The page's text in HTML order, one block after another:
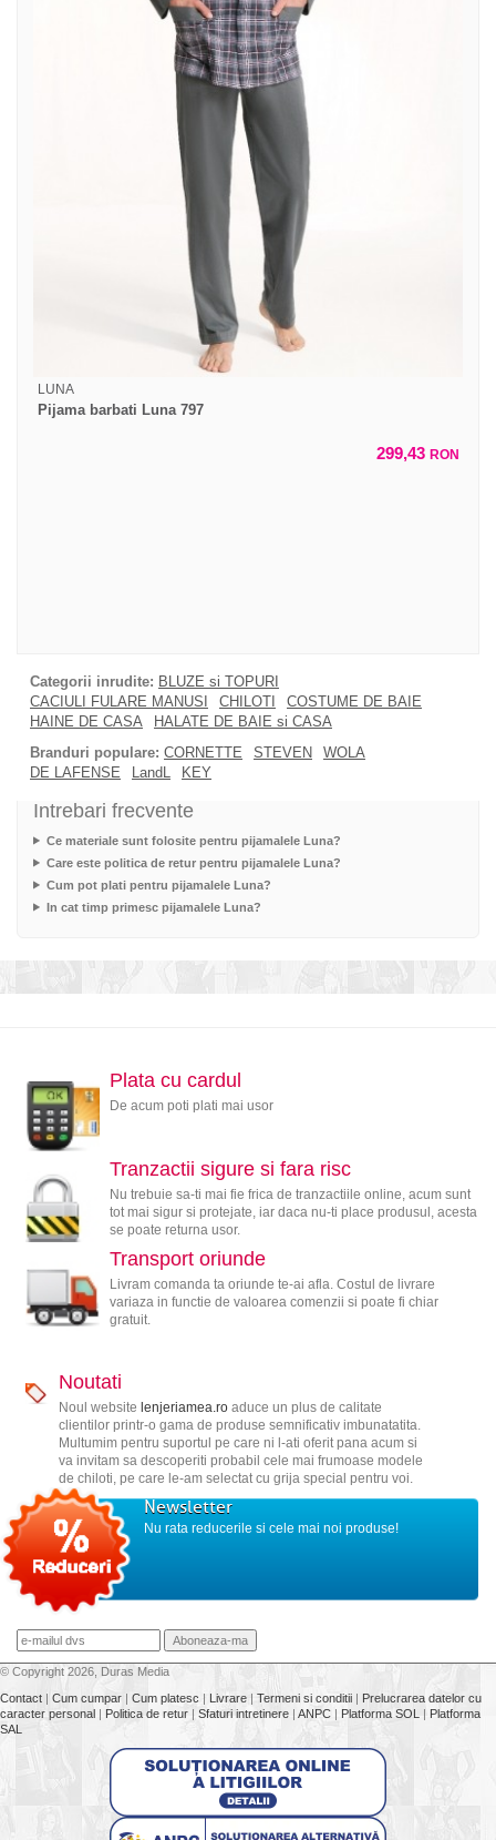
LUNA
Pijama barbati Luna 797
299,43 RON
Categorii inrudite: BLUZE si TOPURI
CACIULI FULARE MANUSI
CHILOTI
COSTUME DE BAIE
HAINE DE CASA
HALATE DE BAIE si CASA
Branduri populare: CORNETTE STEVEN
WOLA
DE LAFENSE
LandL KEY
Intrebari frecvente
Ce materiale sunt folosite pentru pijamalele Luna?
Care este politica de retur pentru pijamalele Luna?
Cum pot plati pentru pijamalele Luna?
In cat timp primesc pijamalele Luna?
Plata cu cardul
De acum poti plati mai usor
Tranzactii sigure si fara risc
Nu trebuie sa-ti mai fie frica de tranzactiile online, acum sunt
tot mai sigur si protejate, iar daca nu-ti place produsul, acesta
se poate returna usor.
Transport oriunde
Livram comanda ta oriunde te-ai afla. Costul de livrare
variaza in functie de valoarea comenzii si poate fi chiar
gratuit.
Noutati
Noul website lenjeriamea.roaduce un plus de calitate
clientilor printr-o gama de produse semnificativ imbunatatita.
Multumim pentru suportul pe care ni l-ati oferit pana acum si
va invitam sa descoperiti probabil cele mai frumoase modele
de chiloti, pe care le-am selectat cu grija special pentru voi.
Newsletter
Nu rata reducerile si cele mai noi produse!
© Copyright 2026, Duras Media
Contact
Cum cumpar Cum platesc Livrare Termeni si conditii
Prelucrarea datelor cu
caracter personal
Politica de retur Sfaturi intretinere ANPC Platforma SOL
Platforma
SAL